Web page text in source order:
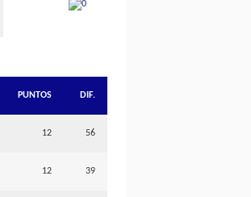
PUNTOS DIF.
12 56
12 39